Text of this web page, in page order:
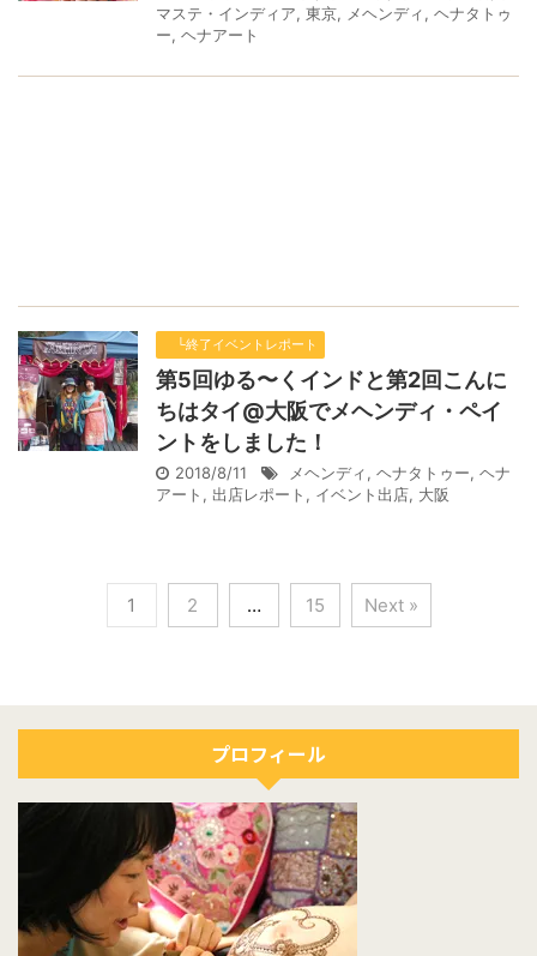
マステ・インディア, 東京, メヘンディ, ヘナタトゥ
ー, ヘナアート
└終了イベントレポート
第5回ゆる〜くインドと第2回こんに
ちはタイ@大阪でメヘンディ・ペイ
ントをしました！
2018/8/11 メヘンディ, ヘナタトゥー, ヘナ
アート , 出店レポート , イベント出店, 大阪
1 2 … 15 Next »
プロフィール